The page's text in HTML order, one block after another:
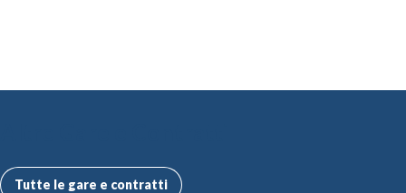
Tutte le gare e contratti